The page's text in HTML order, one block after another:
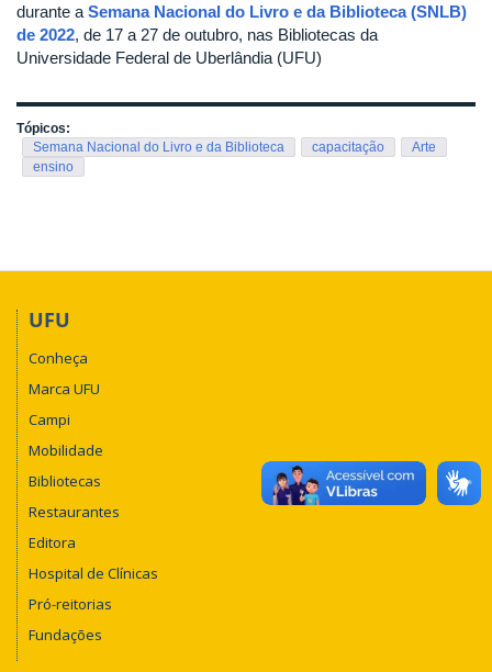
durante a Semana Nacional do Livro e da Biblioteca (SNLB)
de 2022, de 17 a 27 de outubro, nas Bibliotecas da
Universidade Federal de Uberlândia (UFU)
Tópicos:
Semana Nacional do Livro e da Biblioteca
capacitação
Arte
ensino
UFU
Conheça
Marca UFU
Campi
Mobilidade
Bibliotecas
Restaurantes
Editora
Hospital de Clínicas
Pró-reitorias
Fundações